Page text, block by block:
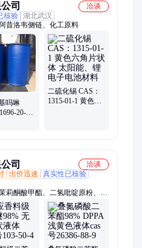
司
洽谈
核验 湖北武汉
昔洛韦侧链、化工原料
吗啉
20-4
二硫化锡 CAS：
1315-01-1 黄色六
司
洽谈
出价迅速
真实性已核验
莉酮酸甲酯、二氢吡啶原粉、四
己脒定二(羟乙基磺酸、四丙基
氧基硼氢化钠、半胱胺盐酸盐、
桂酰赖氨酸、双马来酰亚胺
硫代二甘醇酸二铵、乙醛酸固